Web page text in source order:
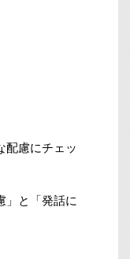
配慮にチェッ
」と「発話に